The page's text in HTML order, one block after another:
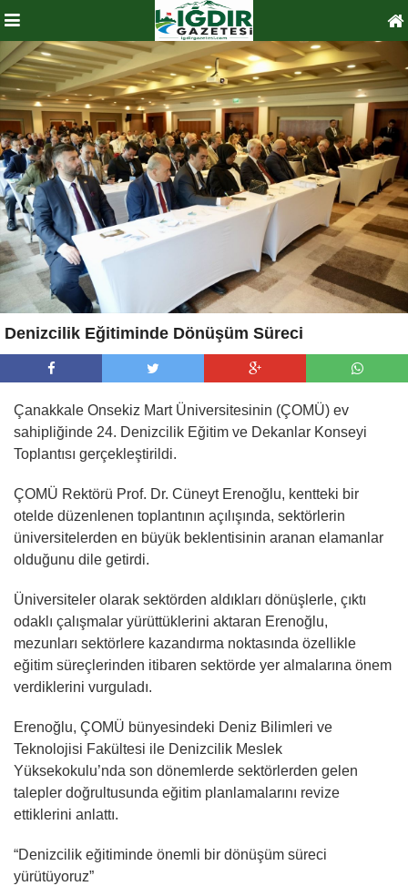
Denizcilik Eğitiminde Dönüşüm Süreci
Çanakkale Onsekiz Mart Üniversitesinin (ÇOMÜ) ev
sahipliğinde 24. Denizcilik Eğitim ve Dekanlar Konseyi
Toplantısı gerçekleştirildi.
ÇOMÜ Rektörü Prof. Dr. Cüneyt Erenoğlu, kentteki bir
otelde düzenlenen toplantının açılışında, sektörlerin
üniversitelerden en büyük beklentisinin aranan elamanlar
olduğunu dile getirdi.
Üniversiteler olarak sektörden aldıkları dönüşlerle, çıktı
odaklı çalışmalar yürüttüklerini aktaran Erenoğlu,
mezunları sektörlere kazandırma noktasında özellikle
eğitim süreçlerinden itibaren sektörde yer almalarına önem
verdiklerini vurguladı.
Erenoğlu, ÇOMÜ bünyesindeki Deniz Bilimleri ve
Teknolojisi Fakültesi ile Denizcilik Meslek
Yüksekokulu’nda son dönemlerde sektörlerden gelen
talepler doğrultusunda eğitim planlamalarını revize
ettiklerini anlattı.
“Denizcilik eğitiminde önemli bir dönüşüm süreci
yürütüyoruz”